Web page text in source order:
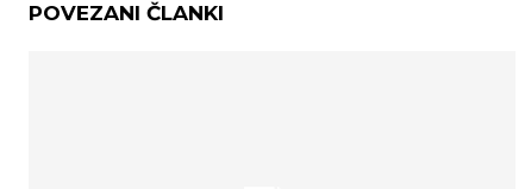
POVEZANI ČLANKI